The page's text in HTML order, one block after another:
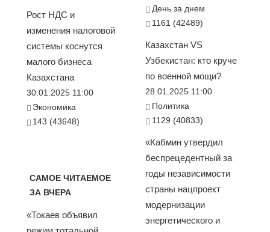
Рост НДС и
изменения налоговой
системы коснутся
малого бизнеса
Казахстана
30.01.2025 11:00
Экономика
143 (43648)
САМОЕ ЧИТАЕМОЕ
ЗА ВЧЕРА
«Токаев объявил
День за днем
1161 (42489)
Казахстан VS
Узбекистан: кто круче
по военной мощи?
28.01.2025 11:00
Политика
1129 (40833)
«Кабмин утвердил
беспрецедентный за
годы независимости
страны нацпроект
модернизации
энергетического и